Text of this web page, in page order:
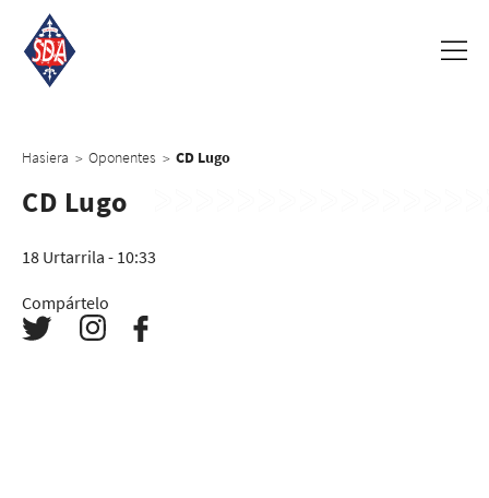
Hasiera > Oponentes > CD Lugo
CD Lugo
18 Urtarrila - 10:33
Compártelo